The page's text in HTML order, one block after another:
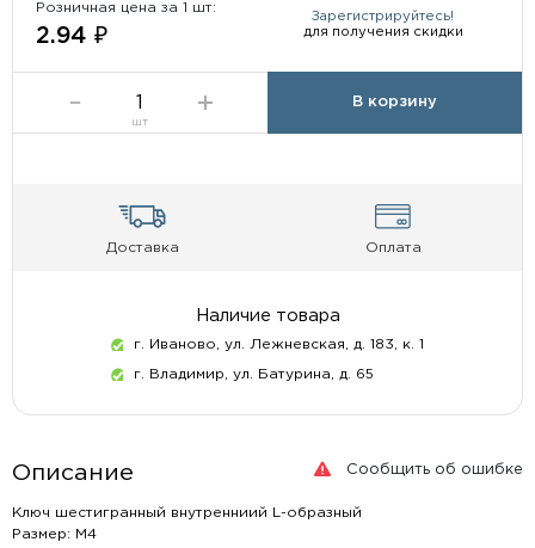
Розничная цена за 1 шт:
2.94 ₽
Зарегистрируйтесь!
для получения скидки
шт
В корзину
Доставка Оплата
Наличие товара
г. Иваново, ул. Лежневская, д. 183, к. 1
г. Владимир, ул. Батурина, д. 65
Сообщить об ошибке
Описание
Ключ шестигранный внутренниий L-образный
Размер: М4